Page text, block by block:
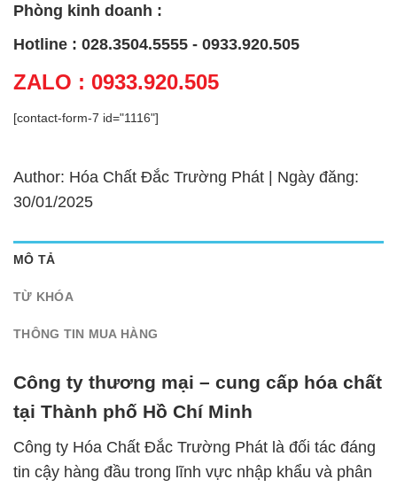
Phòng kinh doanh :
Hotline : 028.3504.5555 - 0933.920.505
ZALO : 0933.920.505
[contact-form-7 id="1116"]
Author: Hóa Chất Đắc Trường Phát | Ngày đăng:
30/01/2025
MÔ TẢ
TỪ KHÓA
THÔNG TIN MUA HÀNG
Công ty thương mại – cung cấp hóa chất
tại Thành phố Hồ Chí Minh
Công ty Hóa Chất Đắc Trường Phát là đối tác đáng
tin cậy hàng đầu trong lĩnh vực nhập khẩu và phân